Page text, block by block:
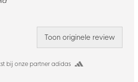
bij onze partner adidas
Toon originele review